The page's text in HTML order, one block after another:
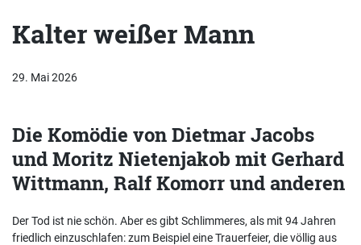
Kalter weißer Mann
29. Mai 2026
Die Komödie von Dietmar Jacobs
und Moritz Nietenjakob mit Gerhard
Wittmann, Ralf Komorr und anderen
Der Tod ist nie schön. Aber es gibt Schlimmeres, als mit 94 Jahren
friedlich einzuschlafen: zum Beispiel eine Trauerfeier, die völlig aus